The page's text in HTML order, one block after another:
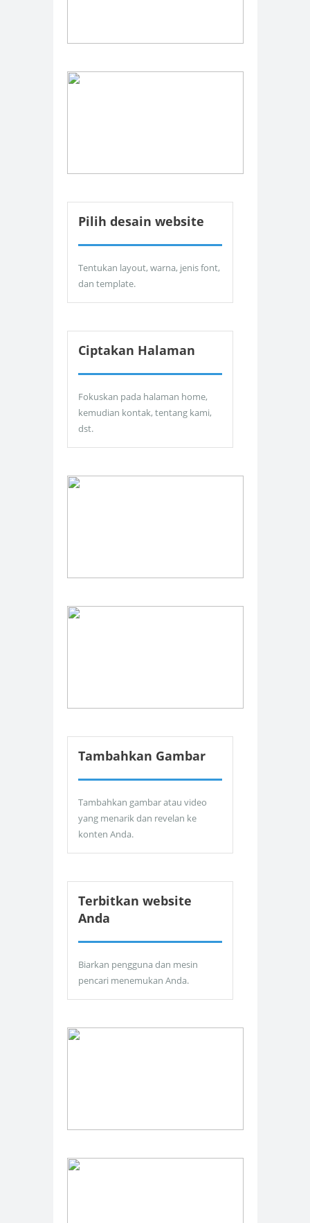
Pilih desain website
Tentukan layout, warna, jenis font,
dan template.
Ciptakan Halaman
Fokuskan pada halaman home,
kemudian kontak, tentang kami,
dst.
Tambahkan Gambar
Tambahkan gambar atau video
yang menarik dan revelan ke
konten Anda.
Terbitkan website
Anda
Biarkan pengguna dan mesin
pencari menemukan Anda.